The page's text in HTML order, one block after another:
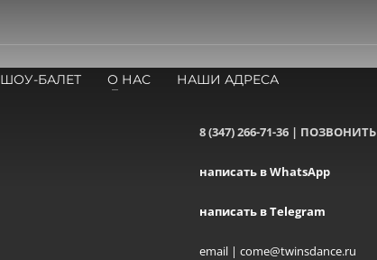
ШОУ-БАЛЕТ О НАС НАШИ АДРЕСА
8 (347) 266-71-36 | ПОЗВОНИТЬ
написать в WhatsApp
написать в Telegram
email | come@twinsdance.ru